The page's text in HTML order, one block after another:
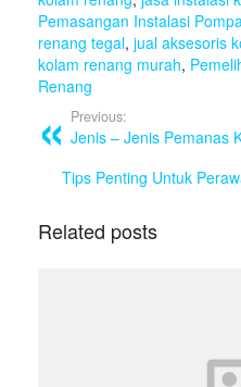
b
o
o
k
Pemasangan Instalasi
renang tegal, jual aksesoris
kolam renang murah,
Renang
Previous:
Jenis – Jenis Pemanas
Tips Penting Untuk
Related posts